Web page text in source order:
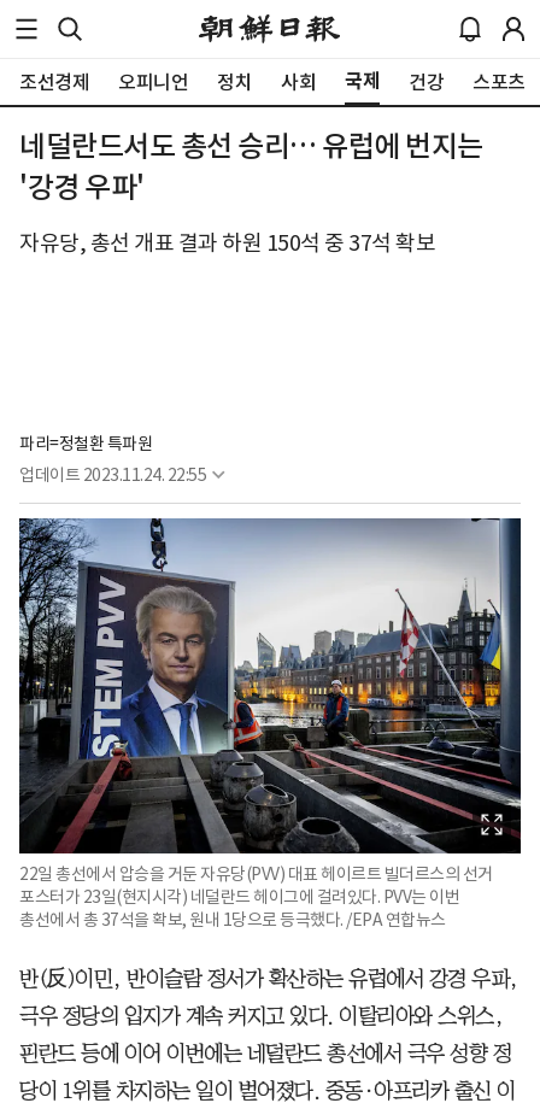
조선경제 오피니언 정치 사회 국제 건강 스포츠
네덜란드서도 총선 승리… 유럽에 번지는
'강경 우파'
자유당, 총선 개표 결과 하원 150석 중 37석 확보
파리=정철환 특파원
업데이트 2023.11.24. 22:55
22일 총선에서 압승을 거둔 자유당(PVV) 대표 헤이르트 빌더르스의 선거
포스터가 23일(현지시각) 네덜란드 헤이그에 걸려있다. PVV는 이번
총선에서 총 37석을 확보, 원내 1당으로 등극했다. /EPA 연합뉴스
반(反)이민, 반이슬람 정서가 확산하는 유럽에서 강경 우파,
극우 정당의 입지가 계속 커지고 있다. 이탈리아와 스위스,
핀란드 등에 이어 이번에는 네덜란드 총선에서 극우 성향 정
당이 1위를 차지하는 일이 벌어졌다. 중동·아프리카 출신 이